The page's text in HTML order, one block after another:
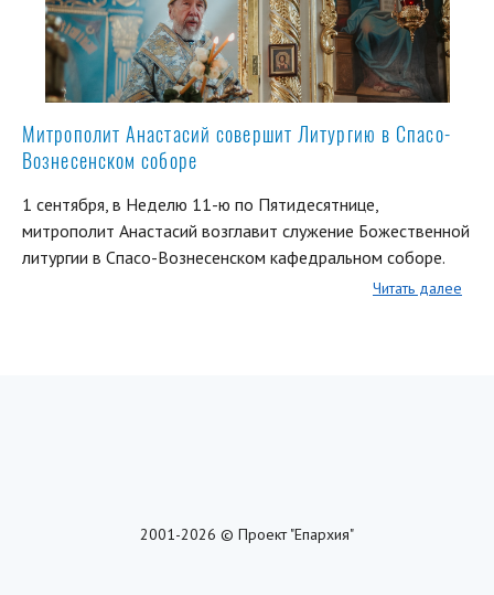
Митрополит Анастасий совершит Литургию в Спасо-
Вознесенском соборе
1 сентября, в Неделю 11-ю по Пятидесятнице,
митрополит Анастасий возглавит служение Божественной
литургии в Спасо-Вознесенском кафедральном соборе.
Читать далее
2001-2026 © Проект "Епархия"